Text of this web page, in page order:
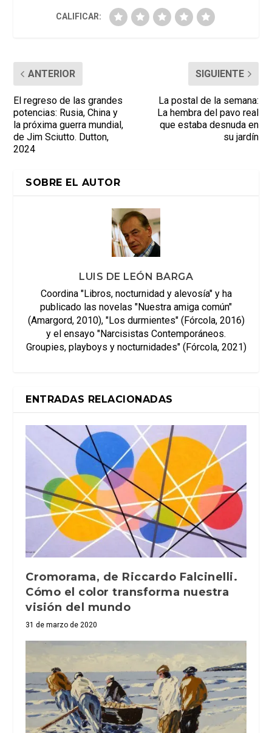
CALIFICAR:
ANTERIOR
El regreso de las grandes
potencias: Rusia, China y
la próxima guerra mundial,
de Jim Sciutto. Dutton,
2024
SIGUIENTE
La postal de la semana:
La hembra del pavo real
que estaba desnuda en
su jardín
SOBRE EL AUTOR
LUIS DE LEÓN BARGA
Coordina "Libros, nocturnidad y alevosía" y ha
publicado las novelas "Nuestra amiga común"
(Amargord, 2010), "Los durmientes" (Fórcola, 2016)
y el ensayo "Narcisistas Contemporáneos.
Groupies, playboys y nocturnidades" (Fórcola, 2021)
ENTRADAS RELACIONADAS
Cromorama, de Riccardo Falcinelli.
Cómo el color transforma nuestra
visión del mundo
31 de marzo de 2020